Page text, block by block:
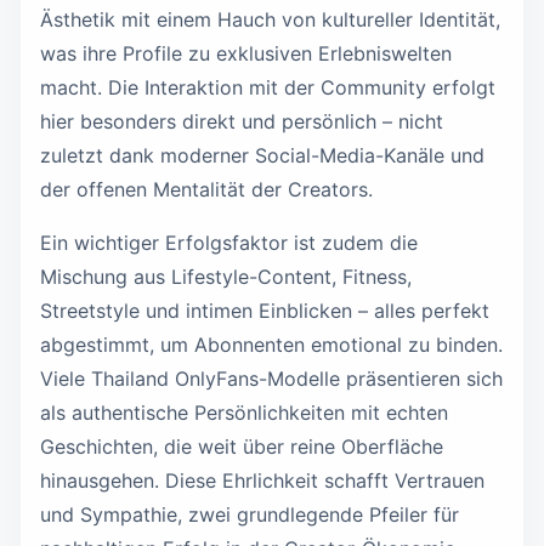
Ästhetik mit einem Hauch von kultureller Identität,
was ihre Profile zu exklusiven Erlebniswelten
macht. Die Interaktion mit der Community erfolgt
hier besonders direkt und persönlich – nicht
zuletzt dank moderner Social-Media-Kanäle und
der offenen Mentalität der Creators.
Ein wichtiger Erfolgsfaktor ist zudem die
Mischung aus Lifestyle-Content, Fitness,
Streetstyle und intimen Einblicken – alles perfekt
abgestimmt, um Abonnenten emotional zu binden.
Viele Thailand OnlyFans-Modelle präsentieren sich
als authentische Persönlichkeiten mit echten
Geschichten, die weit über reine Oberfläche
hinausgehen. Diese Ehrlichkeit schafft Vertrauen
und Sympathie, zwei grundlegende Pfeiler für